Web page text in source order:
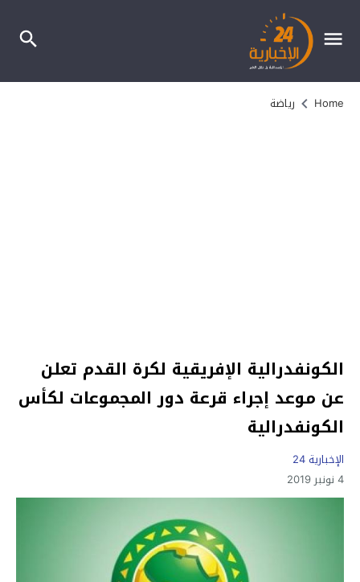
Home رياضة
الكونفدرالية الإفريقية لكرة القدم تعلن
عن موعد إجراء قرعة دور المجموعات لكأس
الكونفدرالية
الإخبارية 24
4 نونبر 2019